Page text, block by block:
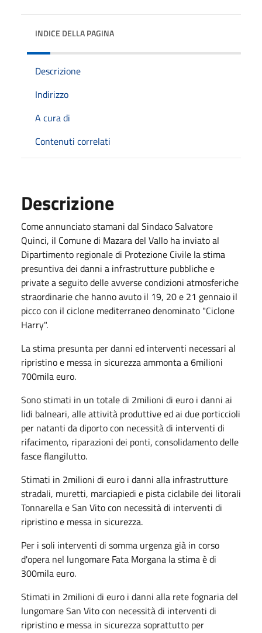
INDICE DELLA PAGINA
Descrizione
Indirizzo
A cura di
Contenuti correlati
Descrizione
Come annunciato stamani dal Sindaco Salvatore
Quinci, il Comune di Mazara del Vallo ha inviato al
Dipartimento regionale di Protezione Civile la stima
presuntiva dei danni a infrastrutture pubbliche e
private a seguito delle avverse condizioni atmosferiche
straordinarie che hanno avuto il 19, 20 e 21 gennaio il
picco con il ciclone mediterraneo denominato "Ciclone
Harry".
La stima presunta per danni ed interventi necessari al
ripristino e messa in sicurezza ammonta a 6milioni
700mila euro.
Sono stimati in un totale di 2milioni di euro i danni ai
lidi balneari, alle attività produttive ed ai due porticcioli
per natanti da diporto con necessità di interventi di
rifacimento, riparazioni dei ponti, consolidamento delle
fasce flangilutto.
Stimati in 2milioni di euro i danni alla infrastrutture
stradali, muretti, marciapiedi e pista ciclabile dei litorali
Tonnarella e San Vito con necessità di interventi di
ripristino e messa in sicurezza.
Per i soli interventi di somma urgenza già in corso
d'opera nel lungomare Fata Morgana la stima è di
300mila euro.
Stimati in 2milioni di euro i danni alla rete fognaria del
lungomare San Vito con necessità di interventi di
ripristino e messa in sicurezza soprattutto per